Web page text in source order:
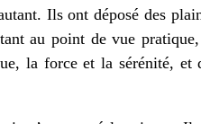
Ils ont déposé des
au point de vue
la force et la sérénité, et